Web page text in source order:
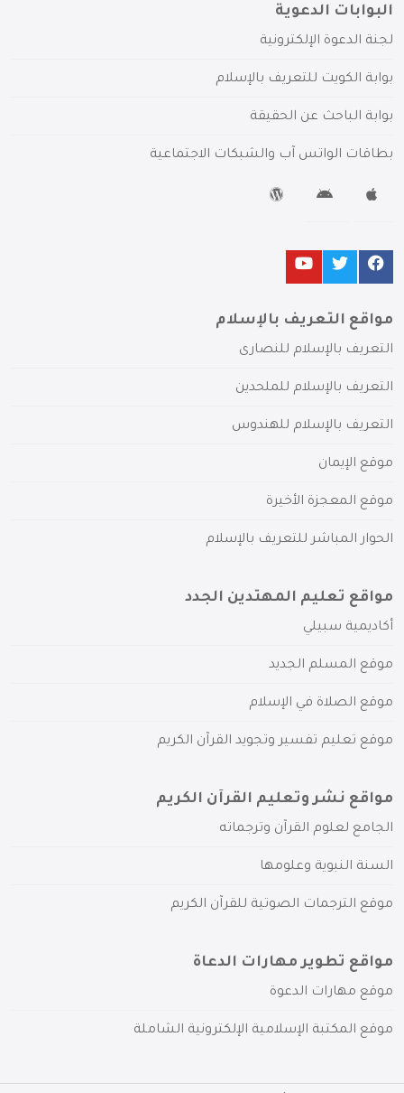
البوابات الدعوية
لجنة الدعوة الإلكترونية
بوابة الكويت للتعريف بالإسلام
بوابة الباحث عن الحقيقة
بطاقات الواتس آب والشبكات الاجتماعية
مواقع التعريف بالإسلام
التعريف بالإسلام للنصارى
التعريف بالإسلام للملحدين
التعريف بالإسلام للهندوس
موقع الإيمان
موقع المعجزة الأخيرة
الحوار المباشر للتعريف بالإسلام
مواقع تعليم المهتدين الجدد
أكاديمية سبيلي
موقع المسلم الجديد
موقع الصلاة في الإسلام
موقع تعليم تفسير وتجويد القرآن الكريم
مواقع نشر وتعليم القرآن الكريم
الجامع لعلوم القرآن وترجماته
السنة النبوية وعلومها
موقع الترجمات الصوتية للقرآن الكريم
مواقع تطوير مهارات الدعاة
موقع مهارات الدعوة
موقع المكتبة الإسلامية الإلكترونية الشاملة